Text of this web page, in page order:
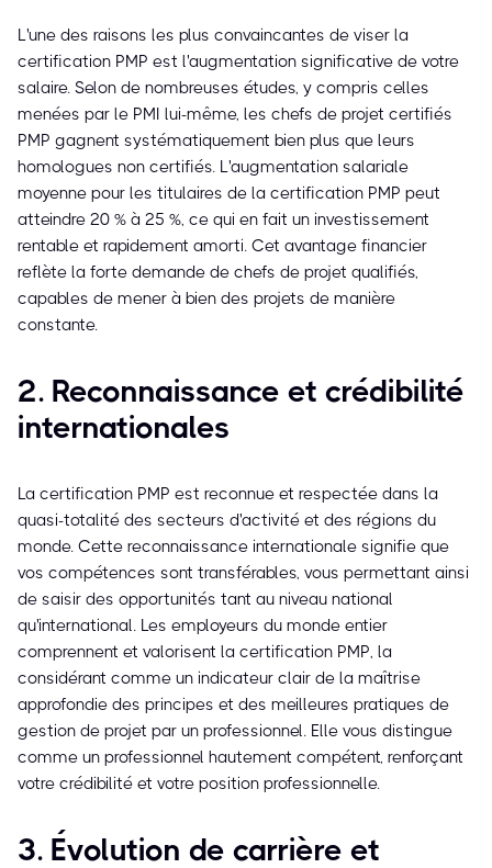
L'une des raisons les plus convaincantes de viser la
certification PMP est l'augmentation significative de votre
salaire. Selon de nombreuses études, y compris celles
menées par le PMI lui-même, les chefs de projet certifiés
PMP gagnent systématiquement bien plus que leurs
homologues non certifiés. L'augmentation salariale
moyenne pour les titulaires de la certification PMP peut
atteindre 20 % à 25 %, ce qui en fait un investissement
rentable et rapidement amorti. Cet avantage financier
reflète la forte demande de chefs de projet qualifiés,
capables de mener à bien des projets de manière
constante.
2. Reconnaissance et crédibilité
internationales
La certification PMP est reconnue et respectée dans la
quasi-totalité des secteurs d'activité et des régions du
monde. Cette reconnaissance internationale signifie que
vos compétences sont transférables, vous permettant ainsi
de saisir des opportunités tant au niveau national
qu'international. Les employeurs du monde entier
comprennent et valorisent la certification PMP, la
considérant comme un indicateur clair de la maîtrise
approfondie des principes et des meilleures pratiques de
gestion de projet par un professionnel. Elle vous distingue
comme un professionnel hautement compétent, renforçant
votre crédibilité et votre position professionnelle.
3. Évolution de carrière et